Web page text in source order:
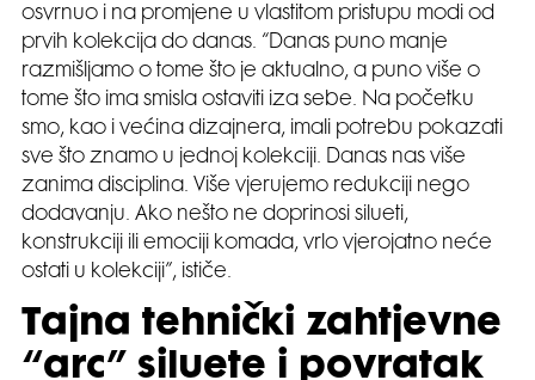
osvrnuo i na promjene u vlastitom pristupu modi od
prvih kolekcija do danas. “Danas puno manje
razmišljamo o tome što je aktualno, a puno više o
tome što ima smisla ostaviti iza sebe. Na početku
smo, kao i većina dizajnera, imali potrebu pokazati
sve što znamo u jednoj kolekciji. Danas nas više
zanima disciplina. Više vjerujemo redukciji nego
dodavanju. Ako nešto ne doprinosi silueti,
konstrukciji ili emociji komada, vrlo vjerojatno neće
ostati u kolekciji”, ističe.
Tajna tehnički zahtjevne
“arc” siluete i povratak